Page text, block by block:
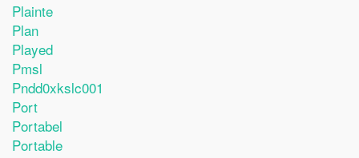
Plainte
Plan
Played
Pmsl
Pndd0xkslc001
Port
Portabel
Portable